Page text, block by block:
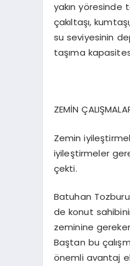
yakın
çakıltaşı,
su seviyesinin
taşıma
ZEMİN
Zemin
iyileştirmeler
çekti.
Batuhan
de konut
zeminine
Baştan bu
önemli avantaj